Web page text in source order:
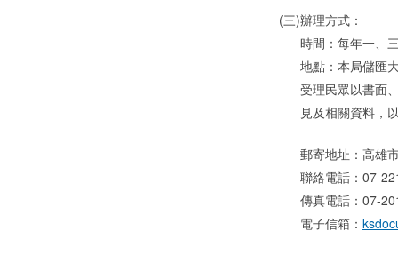
(三)辦理方式：
時間：每年一、
地點：本局儲匯
受理民眾以書面
見及相關資料，
郵寄地址：高雄
聯絡電話：07-
傳真電話：07-
電子信箱：